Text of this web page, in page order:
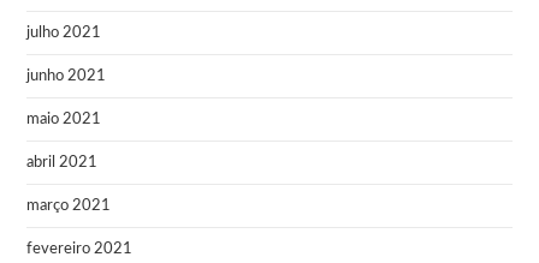
julho 2021
junho 2021
maio 2021
abril 2021
março 2021
fevereiro 2021